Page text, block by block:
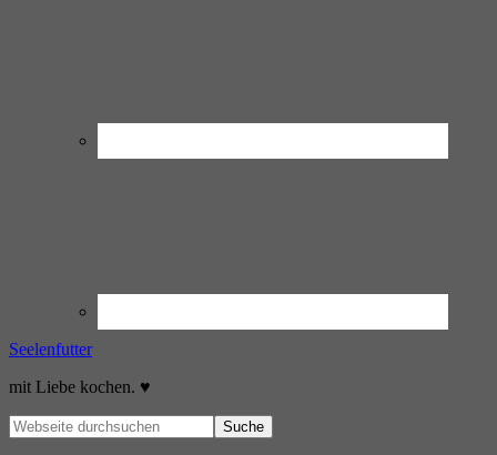
Seelenfutter
mit Liebe kochen. ♥